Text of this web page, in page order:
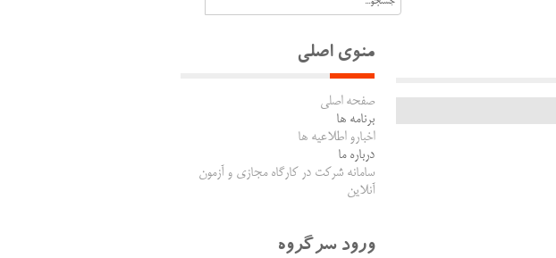
منوی اصلی
صفحه اصلی
برنامه ها
اخبارو اطلاعیه ها
درباره ما
سامانه شرکت در کارگاه مجازی و آزمون
آنلاین
ورود سرگروه